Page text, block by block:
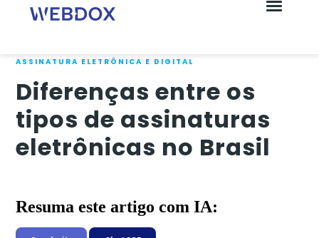
ASSINATURA ELETRÔNICA E DIGITAL
Diferenças entre os
tipos de assinaturas
eletrônicas no Brasil
Resuma este artigo com IA: